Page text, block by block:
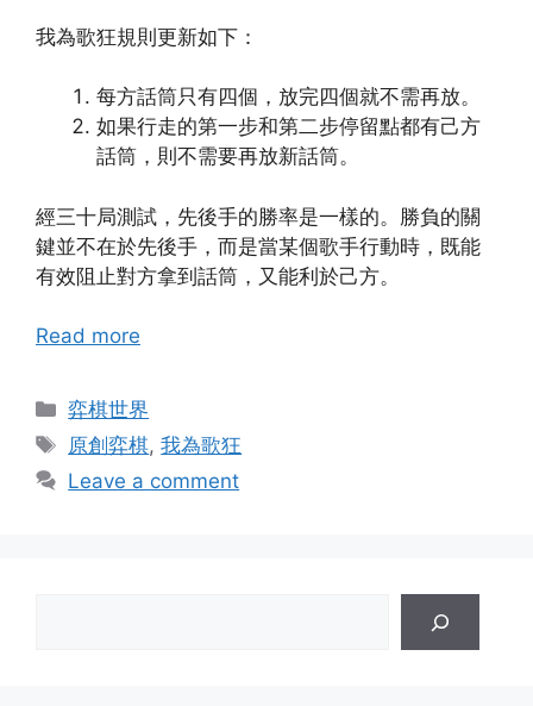
我為歌狂規則更新如下：
每方話筒只有四個，放完四個就不需再放。
如果行走的第一步和第二步停留點都有己方
話筒，則不需要再放新話筒。
經三十局測試，先後手的勝率是一樣的。勝負的關
鍵並不在於先後手，而是當某個歌手行動時，既能
有效阻止對方拿到話筒，又能利於己方。
Read more
Categories
弈棋世界
Tags
原創弈棋,我為歌狂
Leave a comment